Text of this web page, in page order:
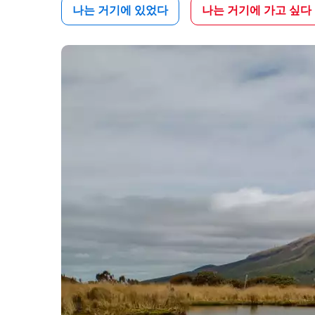
나는 거기에 있었다 나는 거기에 가고 싶다